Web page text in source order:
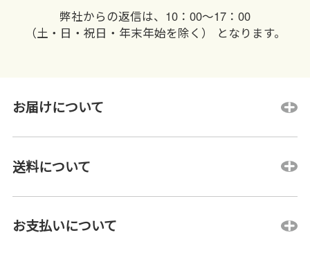
弊社からの返信は、10：00〜17：00
（土・日・祝日・年末年始を除く） となります。
お届けについて
送料について
お支払いについて